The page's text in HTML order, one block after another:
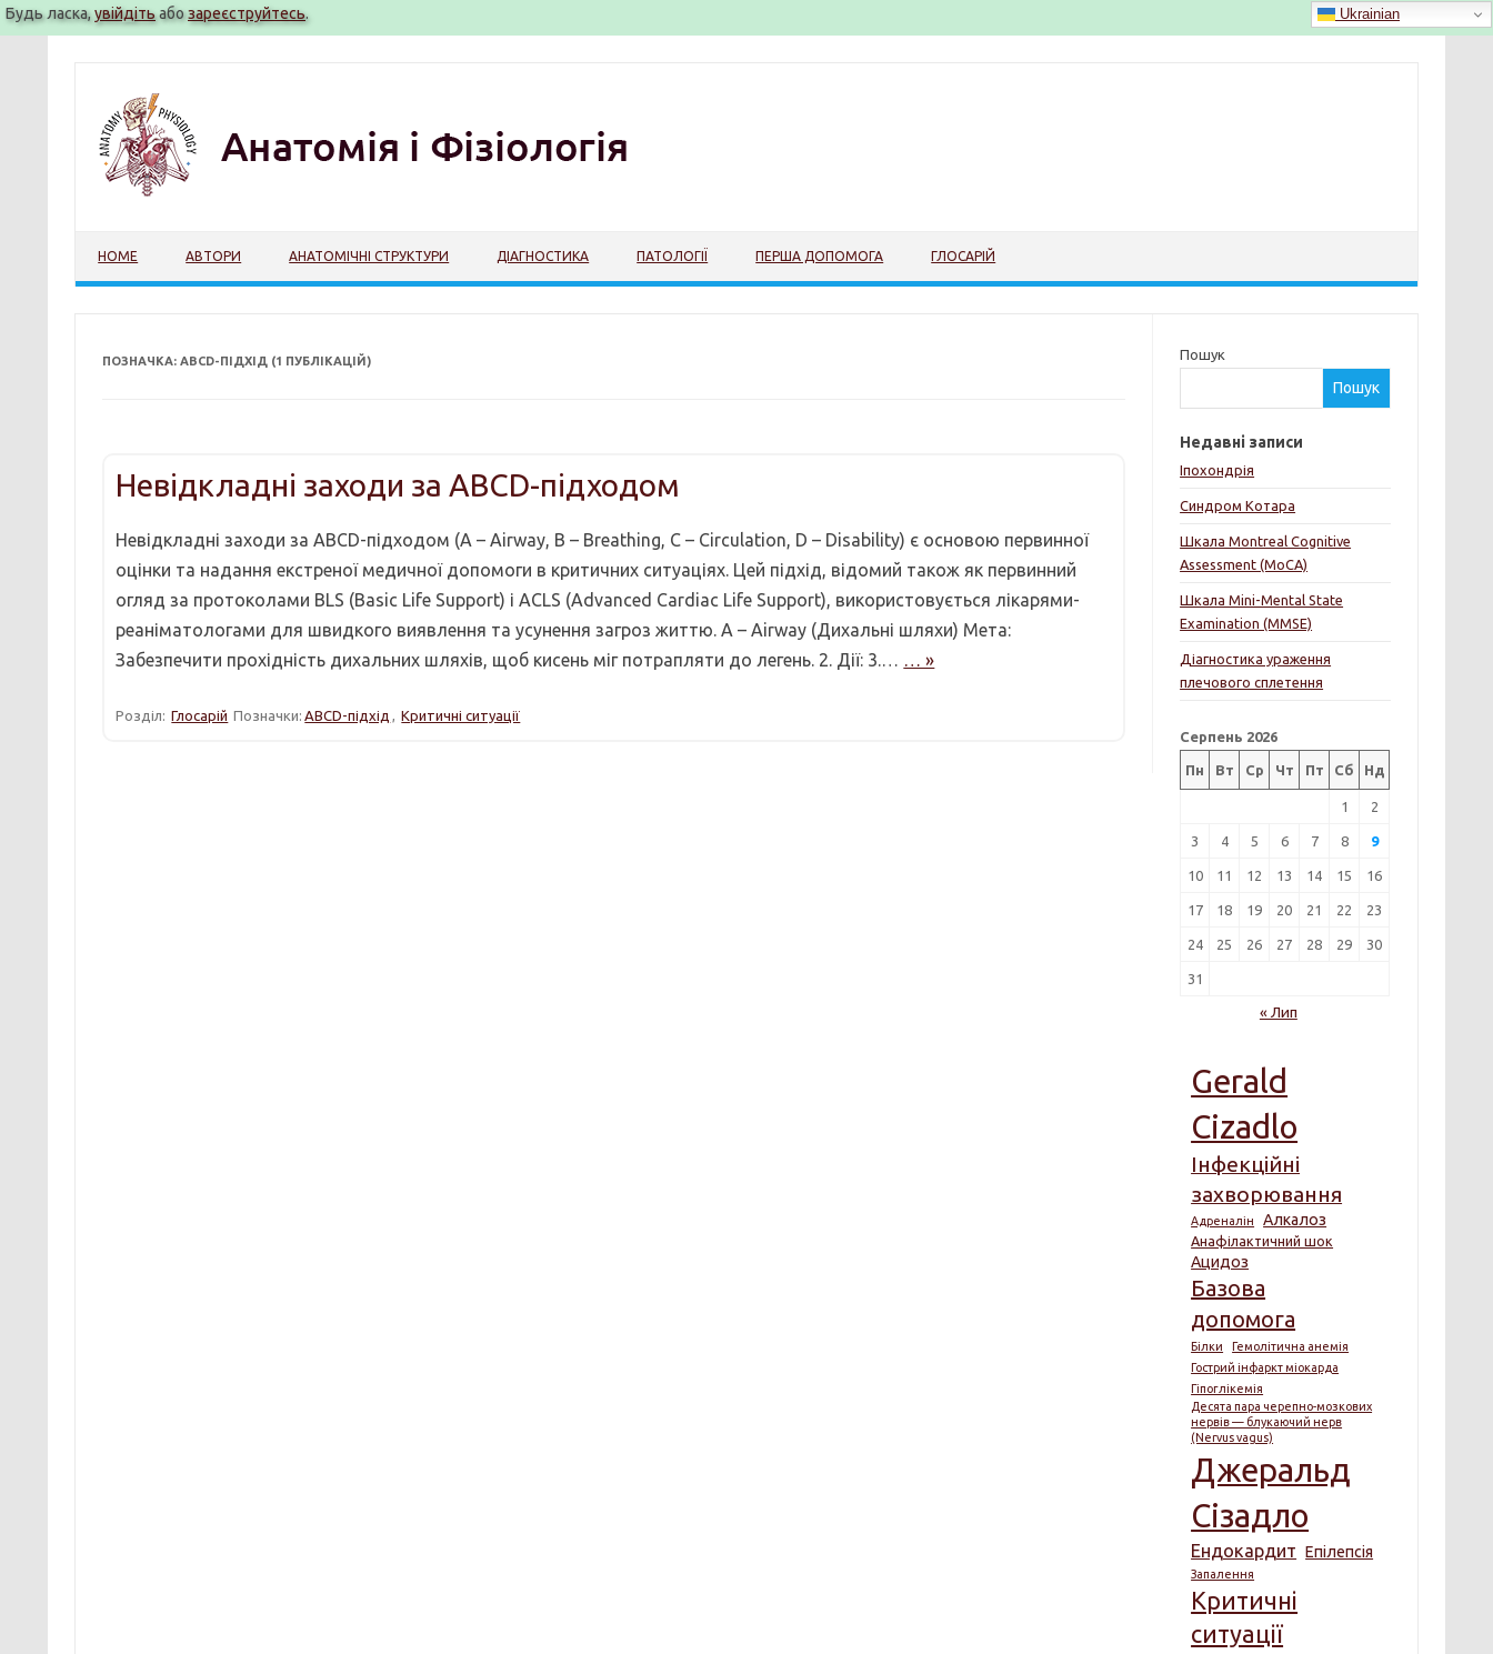
Будь ласка,увійдітьабозареєструйтесь.
HOME АВТОРИ АНАТОМІЧНІ СТРУКТУРИ ДІАГНОСТИКА ПАТОЛОГІЇ ПЕРША ДОПОМОГА ГЛОСАРІЙ
ПОЗНАЧКА: ABCD-ПІДХІД (1 ПУБЛІКАЦІЙ)
Невідкладні заходи за ABCD-підходом
Невідкладні заходи за ABCD-підходом (A – Airway, B – Breathing, C – Circulation, D – Disability) є основою первинної
оцінки та надання екстреної медичної допомоги в критичних ситуаціях. Цей підхід, відомий також як первинний
огляд за протоколами BLS (Basic Life Support) і ACLS (Advanced Cardiac Life Support), використовується лікарями-
реаніматологами для швидкого виявлення та усунення загроз життю. A – Airway (Дихальні шляхи) Мета:
Забезпечити прохідність дихальних шляхів, щоб кисень міг потрапляти до легень. 2. Дії: 3.… … »
Розділ: Глосарій Позначки: ABCD-підхід , Критичні ситуації
Пошук
Пошук
Недавні записи
Іпохондрія
Синдром Котара
Шкала Montreal Cognitive
Assessment (MoCA)
Шкала Mini-Mental State
Examination (MMSE)
Діагностика ураження
плечового сплетення
Серпень 2026
Пн Вт Ср Чт Пт Сб Нд
1 2
3 4 5 6 7 8 9
10 11 12 13 14 15 16
17 18 19 20 21 22 23
24 25 26 27 28 29 30
31
« Лип
Gerald
Cizadlo
Інфекційні
захворювання
Адреналін Алкалоз
Анафілактичний шок
Ацидоз
Базова
допомога
Білки
Гемолітична анемія
Гострий інфаркт міокарда
Гіпоглікемія
Десята пара черепно-мозкових
нервів — блукаючий нерв
(Nervus vagus)
Джеральд
Сізадло
Ендокардит Епілепсія
Запалення
Критичні
ситуації
Ukrainian